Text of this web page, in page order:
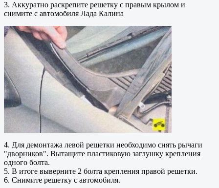
3. Аккуратно раскрепите решетку с правым крылом и
снимите с автомобиля Лада Калина
4. Для демонтажа левой решетки необходимо снять рычаги
"дворников". Вытащите пластиковую заглушку крепления
одного болта.
5. В итоге выверните 2 болта крепления правой решетки.
6. Снимите решетку с автомобиля.